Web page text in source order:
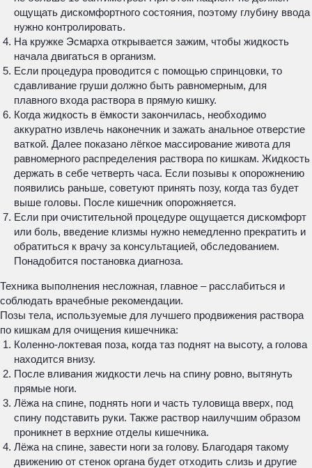
ощущать дискомфортного состояния, поэтому глубину ввода
нужно контролировать.
На кружке Эсмарха открывается зажим, чтобы жидкость
начала двигаться в организм.
Если процедура проводится с помощью спринцовки, то
сдавливание груши должно быть равномерным, для
плавного входа раствора в прямую кишку.
Когда жидкость в ёмкости закончилась, необходимо
аккуратно извлечь наконечник и зажать анальное отверстие
ваткой. Далее показано лёгкое массирование живота для
равномерного распределения раствора по кишкам. Жидкость
держать в себе четверть часа. Если позывы к опорожнению
появились раньше, советуют принять позу, когда таз будет
выше головы. После кишечник опорожняется.
Если при очистительной процедуре ощущается дискомфорт
или боль, введение клизмы нужно немедленно прекратить и
обратиться к врачу за консультацией, обследованием.
Понадобится постановка диагноза.
Техника выполнения несложная, главное – расслабиться и
соблюдать врачебные рекомендации.
Позы тела, используемые для лучшего продвижения раствора
по кишкам для очищения кишечника:
Коленно-локтевая поза, когда таз поднят на высоту, а голова
находится внизу.
После вливания жидкости лечь на спину ровно, вытянуть
прямые ноги.
Лёжа на спине, поднять ноги и часть туловища вверх, под
спину подставить руки. Также раствор наилучшим образом
проникнет в верхние отделы кишечника.
Лёжа на спине, завести ноги за голову. Благодаря такому
движению от стенок органа будет отходить слизь и другие